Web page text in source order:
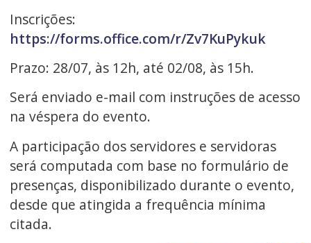
Inscrições:
https://forms.office.com/r/Zv7KuPykuk
Prazo: 28/07, às 12h, até 02/08, às 15h.
Será enviado e-mail com instruções de acesso
na véspera do evento.
A participação dos servidores e servidoras
será computada com base no formulário de
presenças, disponibilizado durante o evento,
desde que atingida a frequência mínima
citada.